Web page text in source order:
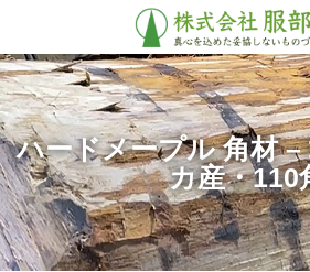
テ
ン
ツ
に
移
動
ゲ
ー
シ
ョ
ン
に
移
動
ハードメープル 角材
カ産・110